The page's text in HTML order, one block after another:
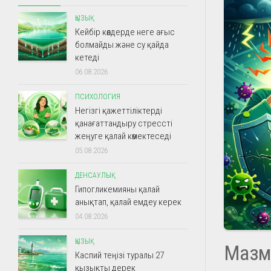
ҚЫЗЫҚ
Кейбір көлдерде неге ағыс
болмайды және су қайда
кетеді
06.08.2026
ПСИХОЛОГИЯ
Негізгі қажеттіліктерді
қанағаттандыру стрессті
жеңуге қалай көмектеседі
05.08.2026
ДЕНСАУЛЫҚ
Гипогликемияны қалай
анықтап, қалай емдеу керек
04.08.2026
ҚЫЗЫҚ
Каспий теңізі туралы 27
қызықты дерек